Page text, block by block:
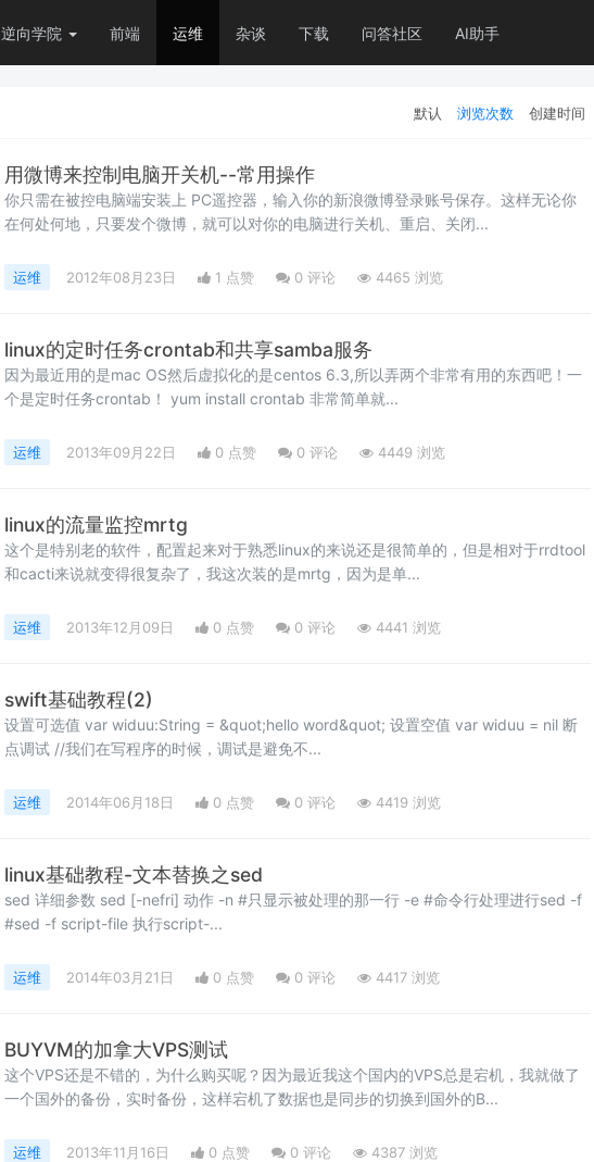
逆向学院 前端 运维 杂谈 下载 问答社区 AI助手
默认 浏览次数 创建时间
用微博来控制电脑开关机--常用操作
你只需在被控电脑端安装上 PC遥控器，输入你的新浪微博登录账号保存。这样无论你
在何处何地，只要发个微博，就可以对你的电脑进行关机、重启、关闭...
运维 2012年08月23日 1 点赞 0 评论 4465 浏览
linux的定时任务crontab和共享samba服务
因为最近用的是mac OS然后虚拟化的是centos 6.3,所以弄两个非常有用的东西吧！一
个是定时任务crontab！ yum install crontab 非常简单就...
运维 2013年09月22日 0 点赞 0 评论 4449 浏览
linux的流量监控mrtg
这个是特别老的软件，配置起来对于熟悉linux的来说还是很简单的，但是相对于rrdtool
和cacti来说就变得很复杂了，我这次装的是mrtg，因为是单...
运维 2013年12月09日 0 点赞 0 评论 4441 浏览
swift基础教程(2)
设置可选值 var widuu:String = &quot;hello word&quot; 设置空值 var widuu = nil 断
点调试 //我们在写程序的时候，调试是避免不...
运维 2014年06月18日 0 点赞 0 评论 4419 浏览
linux基础教程-文本替换之sed
sed 详细参数 sed [-nefri] 动作 -n #只显示被处理的那一行 -e #命令行处理进行sed -f
#sed -f script-file 执行script-...
运维 2014年03月21日 0 点赞 0 评论 4417 浏览
BUYVM的加拿大VPS测试
这个VPS还是不错的，为什么购买呢？因为最近我这个国内的VPS总是宕机，我就做了
一个国外的备份，实时备份，这样宕机了数据也是同步的切换到国外的B...
运维 2013年11月16日 0 点赞 0 评论 4387 浏览